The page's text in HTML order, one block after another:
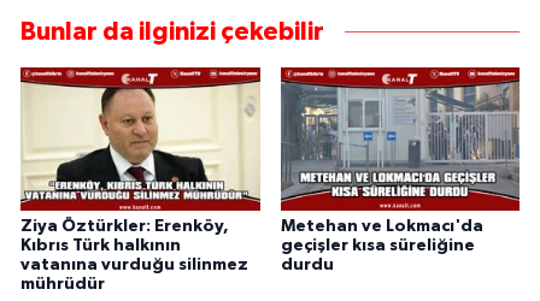
Bunlar da ilginizi çekebilir
Ziya Öztürkler: Erenköy,
Kıbrıs Türk halkının
vatanına vurduğu silinmez
mührüdür
Metehan ve Lokmacı'da
geçişler kısa süreliğine
durdu